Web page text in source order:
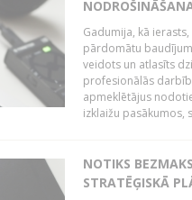
Gadumija, kā
pārdomātu
veidots un atlasīts
profesionālās
apmeklētājus
izklaižu pasākumos,
NOTIKS
STRATĒĢISKĀ